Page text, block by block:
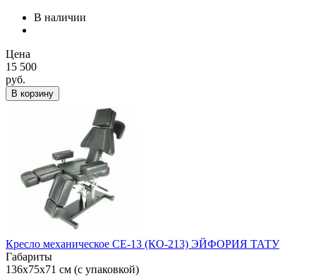
В наличии
Цена
15 500
руб.
В корзину
Кресло механическое СЕ-13 (КО-213) ЭЙФОРИЯ ТАТУ
Габариты
136х75х71 см (с упаковкой)